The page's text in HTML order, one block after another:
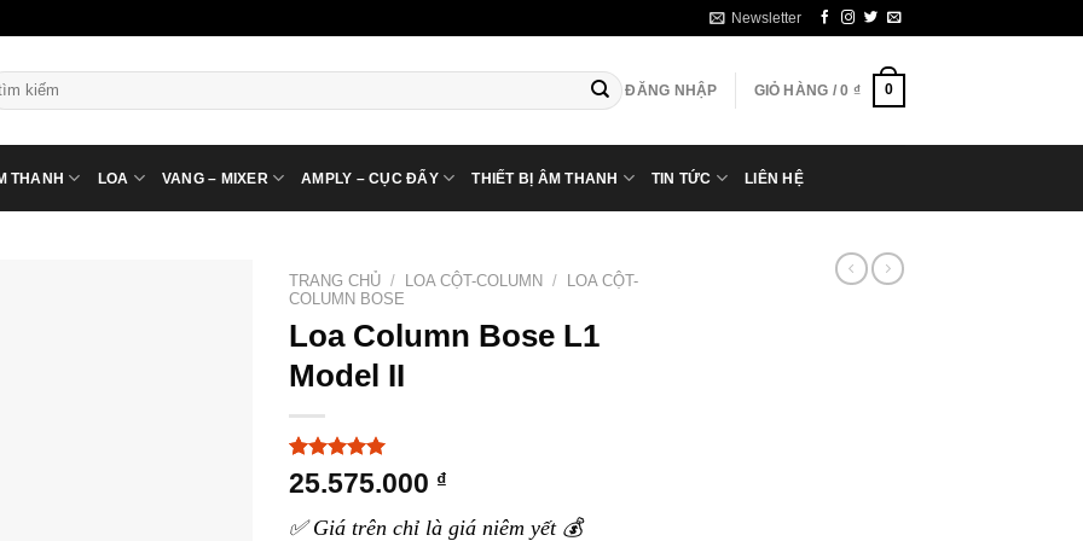
Newsletter
ĐĂNG NHẬP GIỎ HÀNG /0 ₫ 0
THANH LOA VANG – MIXER AMPLY – CỤC ĐẨY THIẾT BỊ ÂM THANH TIN TỨC LIÊN HỆ
TRANG CHỦ / LOA CỘT-COLUMN /
LOA CỘT-
COLUMN BOSE
Loa Column Bose L1
Model II
5.00 trên 5
dựa trên
3
25.575.000 ₫
✅ Giá trên chỉ là giá niêm yết 💰